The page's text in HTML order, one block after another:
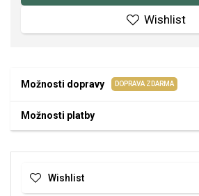
Wishlist
Možnosti dopravy DOPRAVA ZDARMA
Možnosti platby
Wishlist